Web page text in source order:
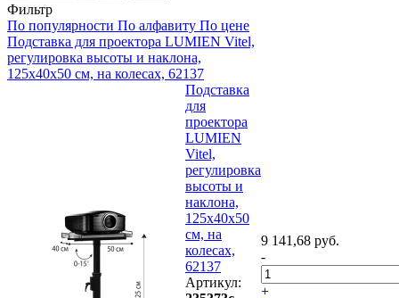
Фильтр
По популярности По алфавиту По цене
Подставка для проектора LUMIEN Vitel,
регулировка высоты и наклона,
125х40х50 см, на колесах, 62137
Подставка
для
проектора
LUMIEN
Vitel,
регулировка
высоты и
наклона,
125х40х50
см, на
колесах,
62137
Артикул:
9 141,68 руб.
-
+